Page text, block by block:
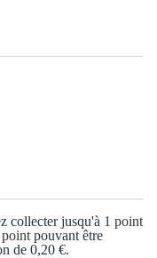
collecter jusqu'à 1 point
point pouvant être
de 0,20 €.